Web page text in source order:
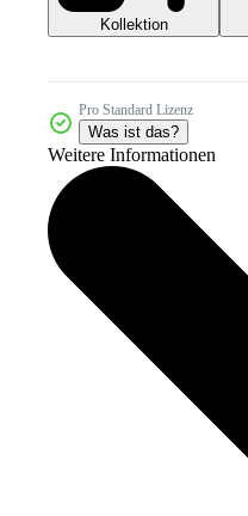
Kollektion
Pro Standard Lizenz
Was ist das?
Weitere Informationen